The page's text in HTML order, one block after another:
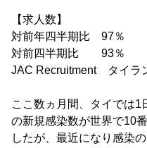
【求人数】
対前年四半期比 97％
対前四半期比 93％
JAC Recruitment タイラ
ここ数ヵ月間、タイでは1
の新規感染数が世界で10
したが、最近になり感染